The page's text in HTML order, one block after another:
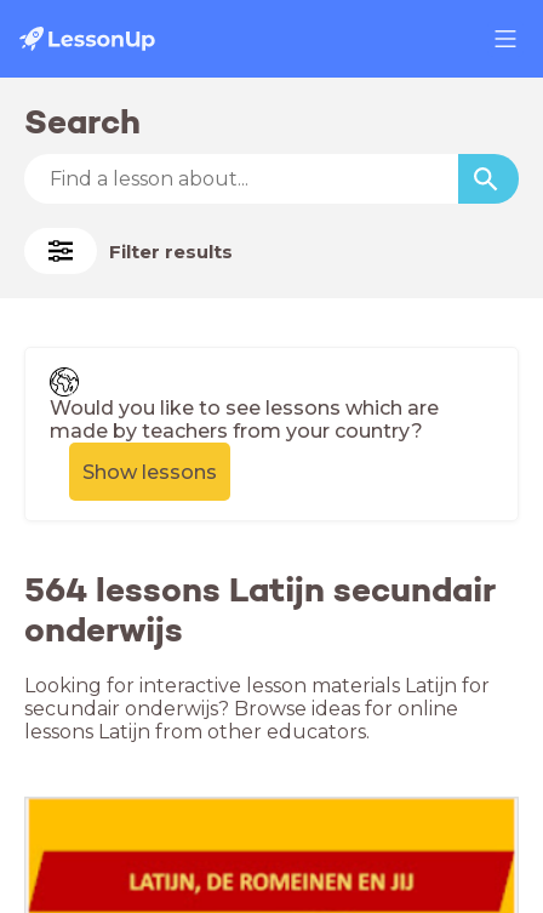
Search
Filter results
Would you like to see lessons which are
made by teachers from your country?
Show lessons
564 lessons Latijn secundair
onderwijs
Looking for interactive lesson materials Latijn for
secundair onderwijs? Browse ideas for online
lessons Latijn from other educators.